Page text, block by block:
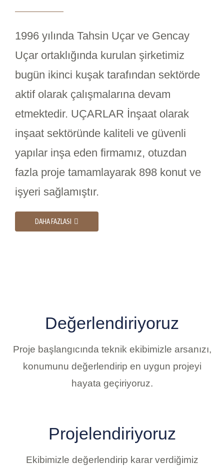
1996 yılında Tahsin Uçar ve Gencay
Uçar ortaklığında kurulan şirketimiz
bugün ikinci kuşak tarafından sektörde
aktif olarak çalışmalarına devam
etmektedir. UÇARLAR İnşaat olarak
inşaat sektöründe kaliteli ve güvenli
yapılar inşa eden firmamız, otuzdan
fazla proje tamamlayarak 898 konut ve
işyeri sağlamıştır.
DAHA FAZLASI
Değerlendiriyoruz
Proje başlangıcında teknik ekibimizle arsanızı,
konumunu değerlendirip en uygun projeyi
hayata geçiriyoruz.
Projelendiriyoruz
Ekibimizle değerlendirip karar verdiğimiz